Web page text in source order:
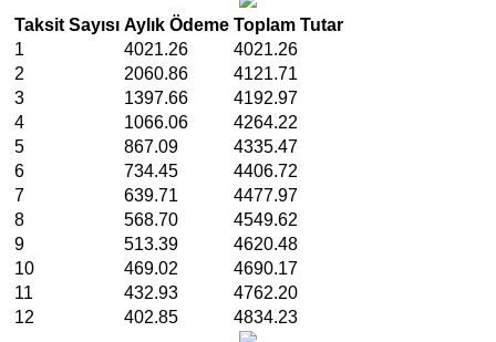
Taksit Sayısı Aylık Ödeme Toplam Tutar
1
4021.26
4021.26
2
2060.86
4121.71
3
1397.66
4192.97
4
1066.06
4264.22
5
867.09
4335.47
6
734.45
4406.72
7
639.71
4477.97
8
568.70
4549.62
9
513.39
4620.48
10
469.02
4690.17
11
432.93
4762.20
12
402.85 4834.23